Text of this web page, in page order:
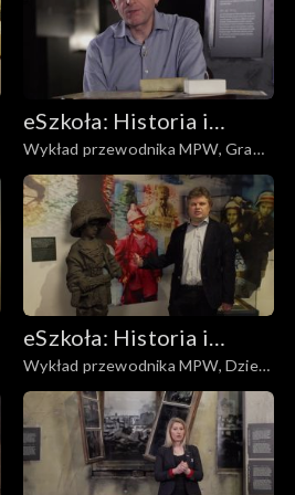
eSzkoła: Historia i
Literatura
Wykład przewodnika MPW, Gra
planszowa
eSzkoła: Historia i
Literatura
Wykład przewodnika MPW, Dzieci
Powstania